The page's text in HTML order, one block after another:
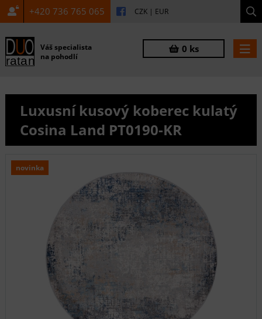
+420 736 765 065 CZK | EUR
Váš specialista
na pohodlí
0 ks
Luxusní kusový koberec kulatý
Cosina Land PT0190-KR
novinka